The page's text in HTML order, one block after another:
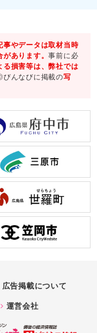
事やデータは取材当時
があります。事前に必
る損害等は、弊社では
んなびに掲載の写
告掲載について
運営会社